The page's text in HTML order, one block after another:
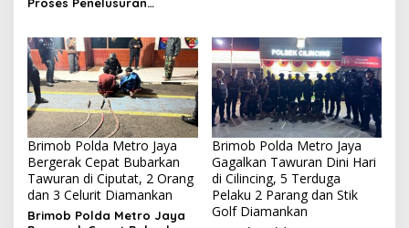
Brimob Polda Metro Jaya
Bergerak Cepat Bubarkan
Tawuran di Ciputat, 2 Orang
dan 3 Celurit Diamankan
Brimob Polda Metro Jaya
Brimob Polda Metro Jaya
Gagalkan Tawuran Dini Hari
di Cilincing, 5 Terduga
Pelaku 2 Parang dan Stik
Golf Diamankan